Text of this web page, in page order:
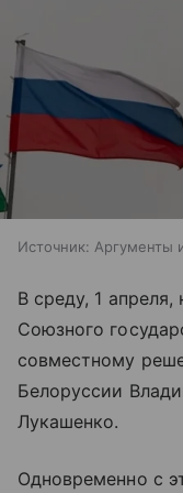
Источник: Аргументы
В среду, 1
Союзного
совместному
Белоруссии
Лукашенко.
Одновременно с